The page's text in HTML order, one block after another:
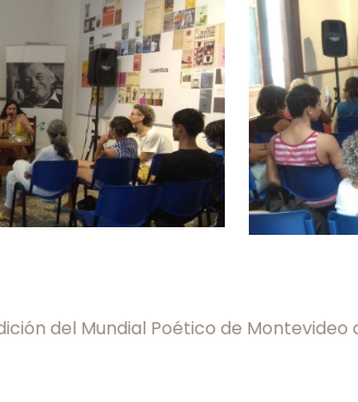
del Mundial Poético de